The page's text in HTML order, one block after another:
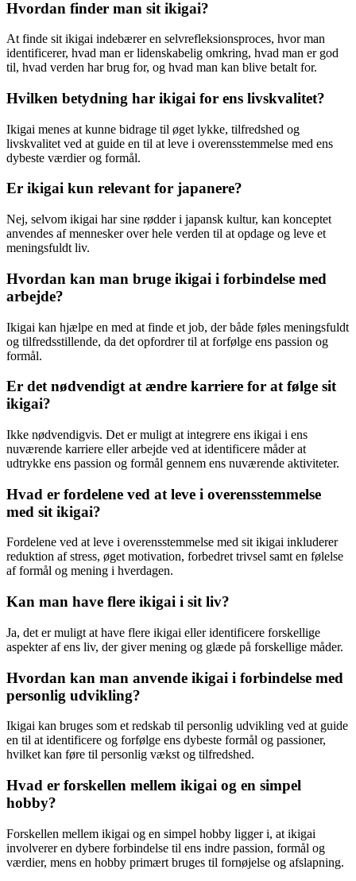
Hvordan finder man sit ikigai?
At finde sit ikigai indebærer en selvrefleksionsproces, hvor man
identificerer, hvad man er lidenskabelig omkring, hvad man er god
til, hvad verden har brug for, og hvad man kan blive betalt for.
Hvilken betydning har ikigai for ens livskvalitet?
Ikigai menes at kunne bidrage til øget lykke, tilfredshed og
livskvalitet ved at guide en til at leve i overensstemmelse med ens
dybeste værdier og formål.
Er ikigai kun relevant for japanere?
Nej, selvom ikigai har sine rødder i japansk kultur, kan konceptet
anvendes af mennesker over hele verden til at opdage og leve et
meningsfuldt liv.
Hvordan kan man bruge ikigai i forbindelse med
arbejde?
Ikigai kan hjælpe en med at finde et job, der både føles meningsfuldt
og tilfredsstillende, da det opfordrer til at forfølge ens passion og
formål.
Er det nødvendigt at ændre karriere for at følge sit
ikigai?
Ikke nødvendigvis. Det er muligt at integrere ens ikigai i ens
nuværende karriere eller arbejde ved at identificere måder at
udtrykke ens passion og formål gennem ens nuværende aktiviteter.
Hvad er fordelene ved at leve i overensstemmelse
med sit ikigai?
Fordelene ved at leve i overensstemmelse med sit ikigai inkluderer
reduktion af stress, øget motivation, forbedret trivsel samt en følelse
af formål og mening i hverdagen.
Kan man have flere ikigai i sit liv?
Ja, det er muligt at have flere ikigai eller identificere forskellige
aspekter af ens liv, der giver mening og glæde på forskellige måder.
Hvordan kan man anvende ikigai i forbindelse med
personlig udvikling?
Ikigai kan bruges som et redskab til personlig udvikling ved at guide
en til at identificere og forfølge ens dybeste formål og passioner,
hvilket kan føre til personlig vækst og tilfredshed.
Hvad er forskellen mellem ikigai og en simpel
hobby?
Forskellen mellem ikigai og en simpel hobby ligger i, at ikigai
involverer en dybere forbindelse til ens indre passion, formål og
værdier, mens en hobby primært bruges til fornøjelse og afslapning.